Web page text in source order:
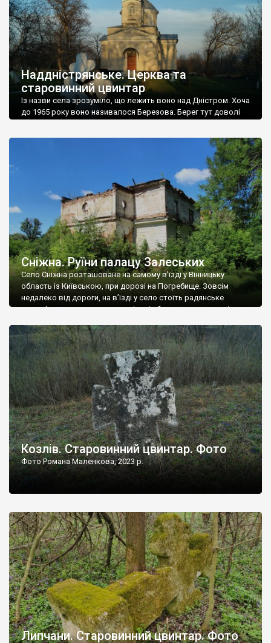
роках Болган […]
Наддністрянське. Церква та
старовинний цвинтар
Із назви села зрозуміло, що лежить воно над Дністром. Хоча
до 1965 року воно називалося Березова. Берег тут доволі
Наддністрянське відрізняється від більшості навколишніх
сіл. У селі є мурована Михайлівська церква. Точної дати […]
Сніжна. Руїни палацу Залеських
Село Сніжна розташоване на самому в’їзді у Вінницьку
область із Київською, при дорозі на Погребище. Зовсім
недалеко від дороги, на в’їзді у село стоїть радянське
рельєфне пано, яке показує жінку і яблуню, а трохи далі, десь
не видно, але видно дві стареньких колії у траві – […]
Козлів. Старовинний цвинтар. Фото
Фото Романа Маленкова, 2023 р.
Липчани. Старовинний цвинтар. Фото